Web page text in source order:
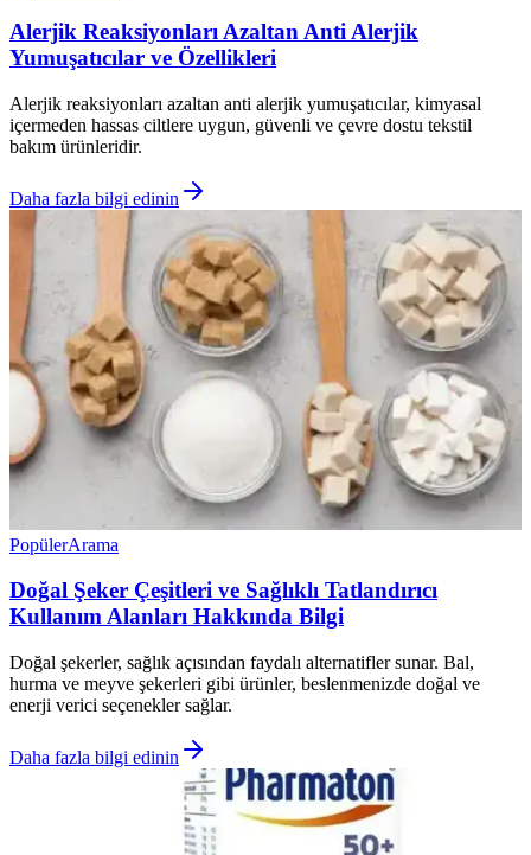
Alerjik Reaksiyonları Azaltan Anti Alerjik
Yumuşatıcılar ve Özellikleri
Alerjik reaksiyonları azaltan anti alerjik yumuşatıcılar, kimyasal
içermeden hassas ciltlere uygun, güvenli ve çevre dostu tekstil
bakım ürünleridir.
Daha fazla bilgi edinin
PopülerArama
Doğal Şeker Çeşitleri ve Sağlıklı Tatlandırıcı
Kullanım Alanları Hakkında Bilgi
Doğal şekerler, sağlık açısından faydalı alternatifler sunar. Bal,
hurma ve meyve şekerleri gibi ürünler, beslenmenizde doğal ve
enerji verici seçenekler sağlar.
Daha fazla bilgi edinin